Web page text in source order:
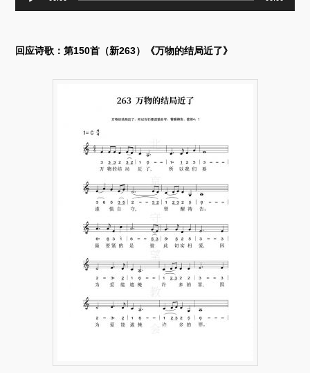
器
回应诗歌：第150首（新263）《万物的结局近了》